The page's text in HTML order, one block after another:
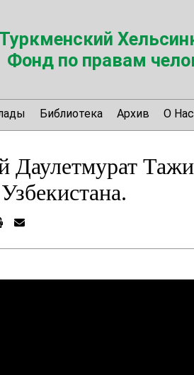
Туркменский
Фонд по правам
Библиотека Архив О Нас